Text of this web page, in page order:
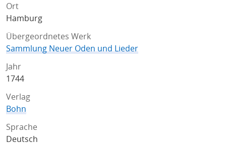
Ort
Hamburg
Übergeordnetes Werk
Sammlung Neuer Oden und Lieder
Jahr
1744
Verlag
Bohn
Sprache
Deutsch